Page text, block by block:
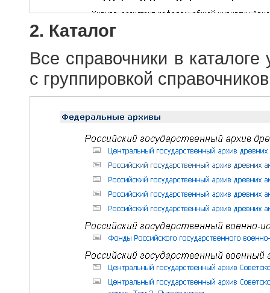
2. Каталог
Все справочники в
с группировкой